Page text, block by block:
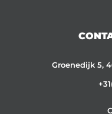
Groenedijk 5,